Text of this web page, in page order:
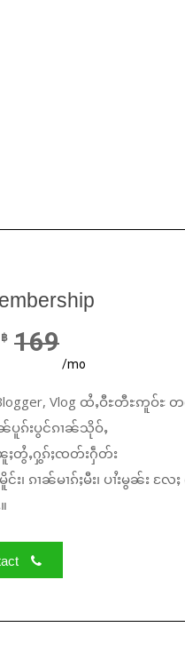
฿ 169
/mo
Vlog ထႆႇဝီႊတီႊဢူဝ်
ပူၵ်းပွင်ၵၢၼ်သိုဝ်ႇ
ႈတွႆႇႁွၵ်ႈၸတ်းႁဵတ်း
၊ ၵၢၼ်မၢၵ်ႈမီး၊ ပၢႆးမွၼ်း လ